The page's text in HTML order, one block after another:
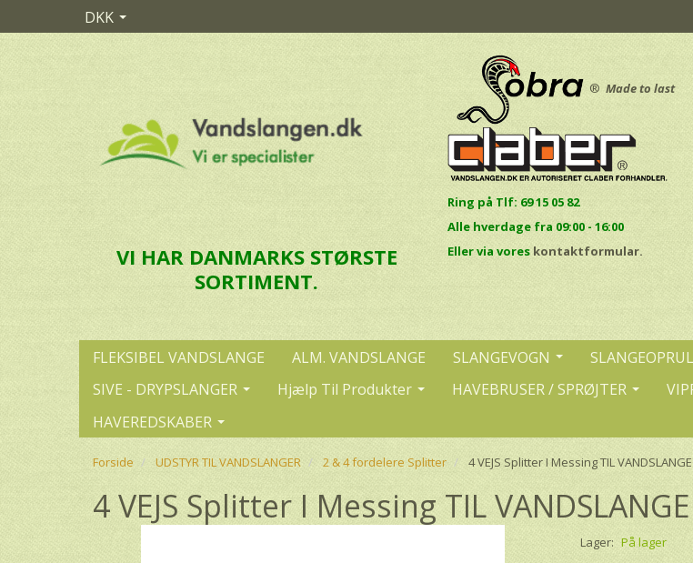
DKK
VI HAR DANMARKS STØRSTE
SORTIMENT.
® Made to last
Ring på Tlf: 69 15 05 82
Alle hverdage fra 09:00 - 16:00
Eller via vores kontaktformular.
FLEKSIBEL VANDSLANGE ALM. VANDSLANGE SLANGEVOGN
SIVE - DRYPSLANGER
Hjælp Til Produkter HAVEBRUSER / SPRØJTER
HAVEREDSKABER
Forside UDSTYR TIL VANDSLANGER 2 & 4 fordelere Splitter 4 VEJS Splitter I Messing TIL VANDSLANGE
4 VEJS Splitter I Messing TIL VANDSLANGE
Lager: På lager